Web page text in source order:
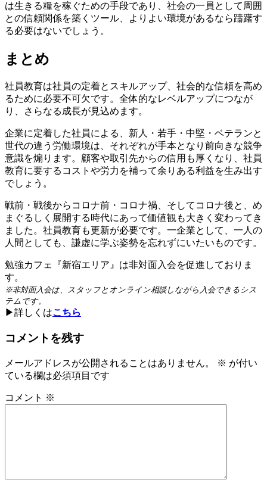
は生きる糧を稼ぐための手段であり、社会の一員として周囲
との信頼関係を築くツール、よりよい環境があるなら躊躇す
る必要はないでしょう。
まとめ
社員教育は社員の定着とスキルアップ、社会的な信頼を高め
るために必要不可欠です。全体的なレベルアップにつなが
り、さらなる成長が見込めます。
企業に定着した社員による、新人・若手・中堅・ベテランと
世代の違う労働環境は、それぞれが手本となり前向きな競争
意識を煽ります。顧客や取引先からの信用も厚くなり、社員
教育に要するコストや労力を補って余りある利益を生み出す
でしょう。
戦前・戦後からコロナ前・コロナ禍、そしてコロナ後と、め
まぐるしく展開する時代にあって価値観も大きく変わってき
ました。社員教育も更新が必要です。一企業として、一人の
人間としても、謙虚に学ぶ姿勢を忘れずにいたいものです。
勉強カフェ『新宿エリア』は非対面入会を促進しておりま
す。
※非対面入会は、スタッフとオンライン相談しながら入会できるシス
テムです。
▶︎詳しくはこちら
コメントを残す
メールアドレスが公開されることはありません。 ※ が付い
ている欄は必須項目です
コメント ※